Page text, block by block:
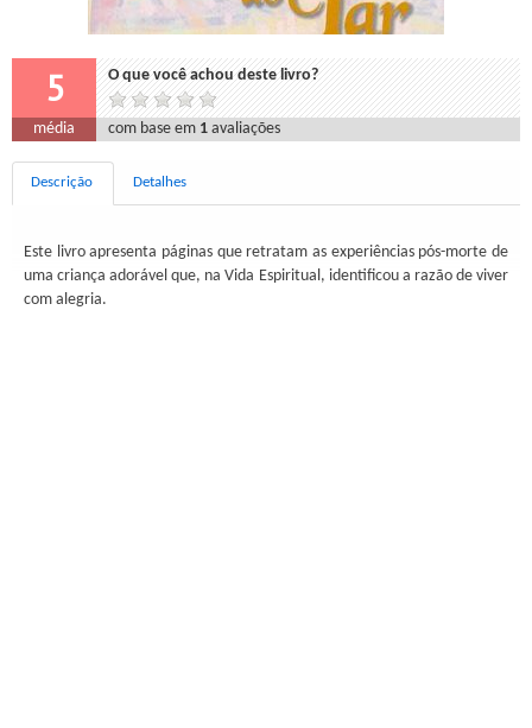
5 O que você achou deste livro?
média com base em 1 avaliações
Descrição Detalhes
Este livro apresenta páginas que retratam as experiências pós-morte de
uma criança adorável que, na Vida Espiritual, identificou a razão de viver
com alegria.